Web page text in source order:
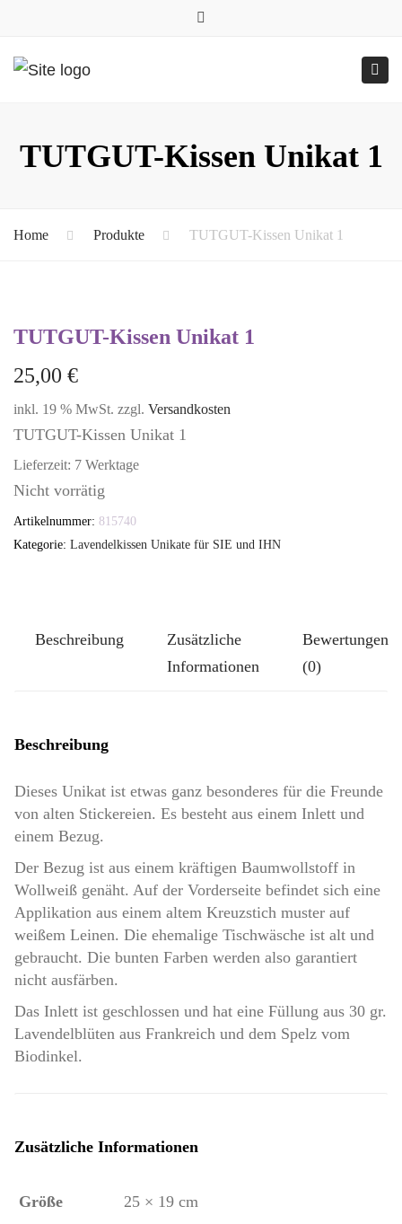
0157.77545786
Submit
TUTGUT-Kissen Unikat 1
Home Produkte TUTGUT-Kissen Unikat 1
TUTGUT-Kissen Unikat 1
25,00 €
inkl. 19 % MwSt. zzgl. Versandkosten
TUTGUT-Kissen Unikat 1
Lieferzeit: 7 Werktage
Nicht vorrätig
Artikelnummer: 815740
Kategorie: Lavendelkissen Unikate für SIE und IHN
Beschreibung
Zusätzliche
Informationen
Bewertungen
(0)
Beschreibung
Dieses Unikat ist etwas ganz besonderes für die Freunde
von alten Stickereien. Es besteht aus einem Inlett und
einem Bezug.
Der Bezug ist aus einem kräftigen Baumwollstoff in
Wollweiß genäht. Auf der Vorderseite befindet sich eine
Applikation aus einem altem Kreuzstich muster auf
weißem Leinen. Die ehemalige Tischwäsche ist alt und
gebraucht. Die bunten Farben werden also garantiert
nicht ausfärben.
Das Inlett ist geschlossen und hat eine Füllung aus 30 gr.
Lavendelblüten aus Frankreich und dem Spelz vom
Biodinkel.
Zusätzliche Informationen
Größe 25 × 19 cm